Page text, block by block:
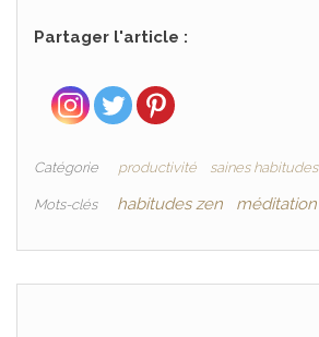
Partager l'article :
Catégorie productivité saines habitudes
Mots-clés habitudes zen méditation